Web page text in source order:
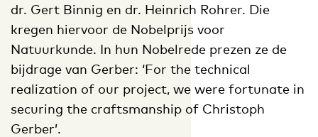
dr. Gert Binnig en dr. Heinrich Rohrer. Die
kregen hiervoor de Nobelprijs voor
Natuurkunde. In hun Nobelrede prezen ze de
bijdrage van Gerber: ‘For the technical
realization of our project, we were fortunate in
securing the craftsmanship of Christoph
Gerber’.